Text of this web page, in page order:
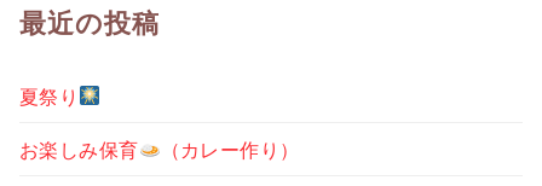
最近の投稿
夏祭り
お楽しみ保育
（カレー作り）